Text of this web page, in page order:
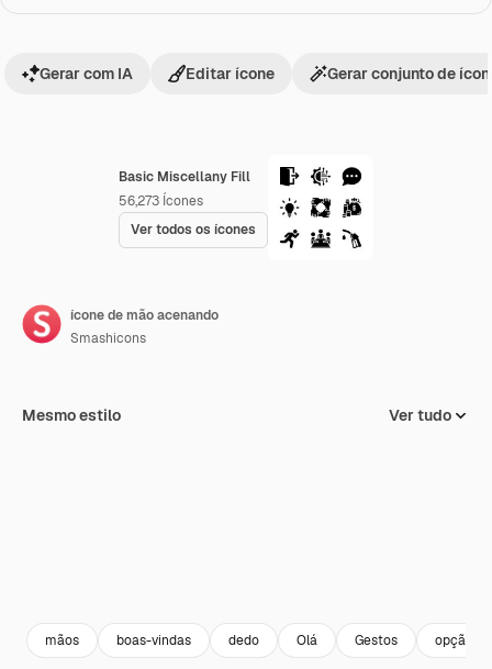
Basic Miscellany Fill
56,273 Ícones
Ver todos os ícones
Gerar com IA Editar ícone Gerar conjunto de
ícone de mão acenando
Smashicons
Mesmo estilo Ver tudo
mãos boas-vindas dedo Olá Gestos opção